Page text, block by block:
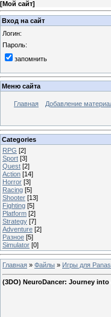
[Мой сайт]
Вход на сайт
Логин:
Пароль:
запомнить
Меню сайта
Главная Добавление
Categories
RPG [2]
Sport [3]
Quest [2]
Action [14]
Horror [3]
Racing [5]
Shooter [13]
Fighting [5]
Platform [2]
Strategy [7]
Adventure [2]
Разное [5]
Simulator [0]
Главная » Файлы » Игры для
(3DO) NeuroDancer: Journey into